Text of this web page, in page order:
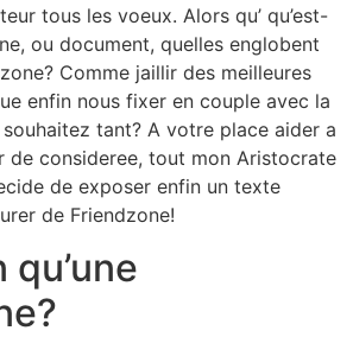
tous les voeux. Alors qu’ qu’est-
ou document, quelles englobent
Comme jaillir des meilleures
enfin nous fixer en couple avec la
tant? A votre place aider a
de consideree, tout mon Aristocrate
de exposer enfin un texte
de Friendzone!
qu’une